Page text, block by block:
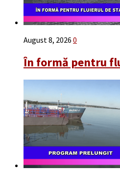
August 8, 2026 0
În formă pentru